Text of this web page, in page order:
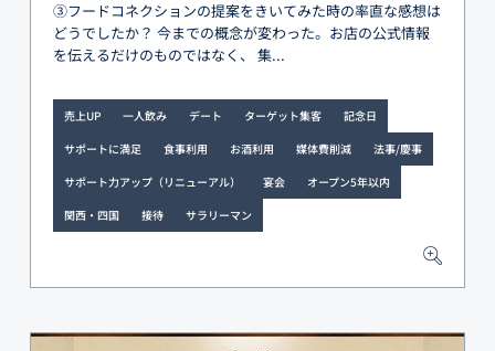
③フードコネクションの提案をきいてみた時の率直な感想は
どうでしたか？ 今までの概念が変わった。お店の公式情報
を伝えるだけのものではなく、 集...
売上UP 一人飲み デート ターゲット集客
記念日
サポートに満足
食事利用 お酒利用 媒体費削減
法事/慶事
サポート力アップ（リニューアル）
宴会
オープン5年以内
関西・四国
接待 サラリーマン